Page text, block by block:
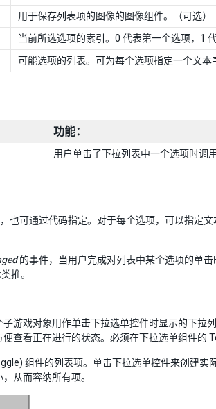
用于保存列表项的图像的图像组件。（可选）
当前所选选项的索引。0 代表第一个选项，1
可能选项的列表。可为每个选项指定一个文本
功能：
用户单击了下拉列表中一个选项时调
也可通过代码指定。对于每个选项，可以指定
的事件，当用户完成对列表中某个选项的单
推。
游戏对象用作单击下拉选单控件时显示的下拉
查看正在进行的状态。必须在下拉选单组件的
组件的列表项。单击下拉选单控件来创建
从而容纳所有项。